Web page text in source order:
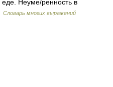
Неуме/ренность в
Словарь многих выражений